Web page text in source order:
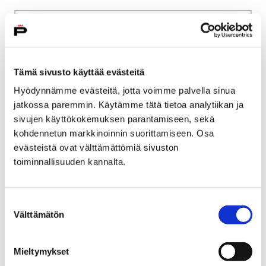
Tämä sivusto käyttää evästeitä
Hyödynnämme evästeitä, jotta voimme palvella sinua
jatkossa paremmin. Käytämme tätä tietoa analytiikan ja
sivujen käyttökokemuksen parantamiseen, sekä
kohdennetun markkinoinnin suorittamiseen. Osa
evästeistä ovat välttämättömiä sivuston
toiminnallisuuden kannalta.
valinta
Välttämätön
Mieltymykset
Ota yhteyttä
Kulttuuri ja vapaa-aika
Liikuntatilojen ja
leirikeskusten
vuorohakemus
Voit siirtyä liikuntatilojen ja leirikeskusten
painamalla alla olevasta linkistä.